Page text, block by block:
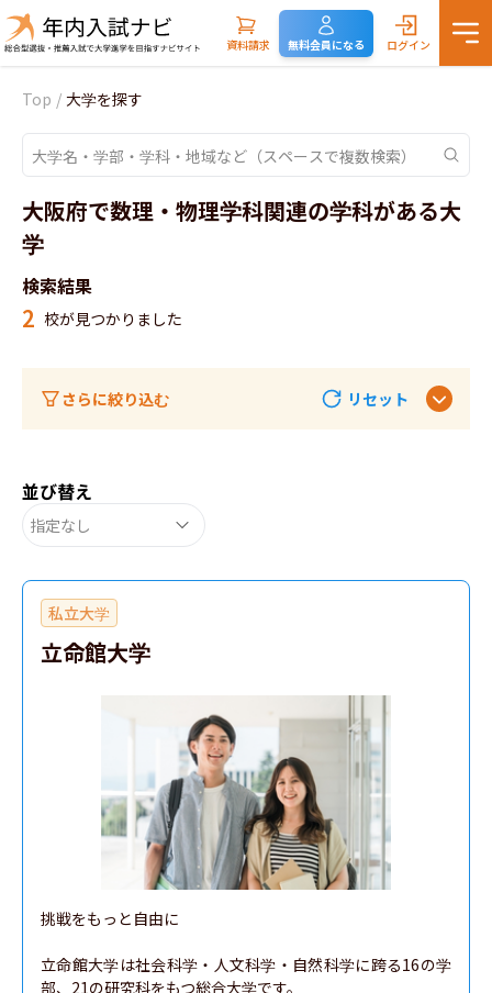
資料請求 無料会員になる ログイン
Top / 大学を探す
大阪府で数理・物理学科関連の学科がある大
学
検索結果
2 校が見つかりました
さらに絞り込む リセット
並び替え
指定なし
私立大学
立命館大学
挑戦をもっと自由に
立命館大学は社会科学・人文科学・自然科学に跨る16の学
部、21の研究科をもつ総合大学です。